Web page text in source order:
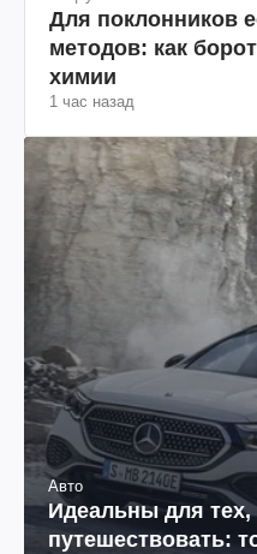
Для поклонников
методов: как
химии
1 час назад
Авто
Идеальны для тех,
путешествовать: